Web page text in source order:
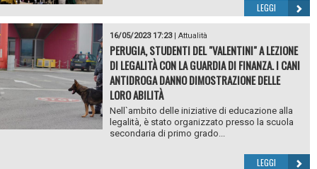
LEGGI
16/05/2023 17:23| Attualità
PERUGIA, STUDENTI DEL "VALENTINI" A LEZIONE
DI LEGALITÀ CON LA GUARDIA DI FINANZA. I CANI
ANTIDROGA DANNO DIMOSTRAZIONE DELLE
LORO ABILITÀ
Nell`ambito delle iniziative di educazione alla
legalità, è stato organizzato presso la scuola
secondaria di primo grado...
LEGGI